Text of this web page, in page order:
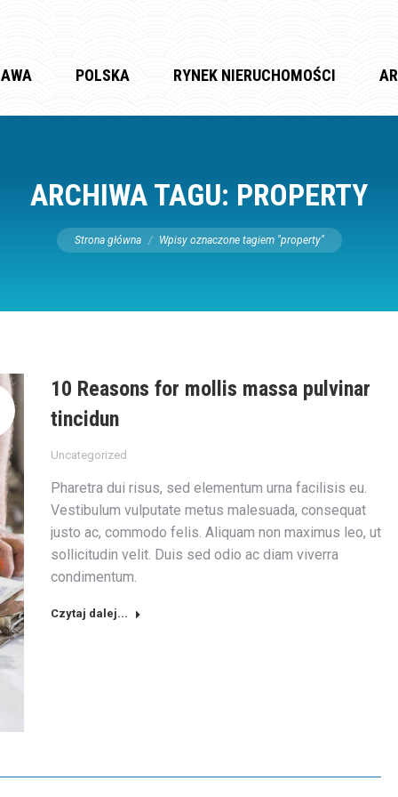
POLSKA RYNEK NIERUCHOMOŚCI
ARCHIWA TAGU: PROPERTY
Jesteś tutaj:
Strona główna Wpisy oznaczone tagiem "property"
10 Reasons for mollis massa pulvinar
tincidun
Uncategorized
Pharetra dui risus, sed elementum urna facilisis eu.
Vestibulum vulputate metus malesuada, consequat
justo ac, commodo felis. Aliquam non maximus leo, ut
sollicitudin velit. Duis sed odio ac diam viverra
condimentum.
Czytaj dalej...